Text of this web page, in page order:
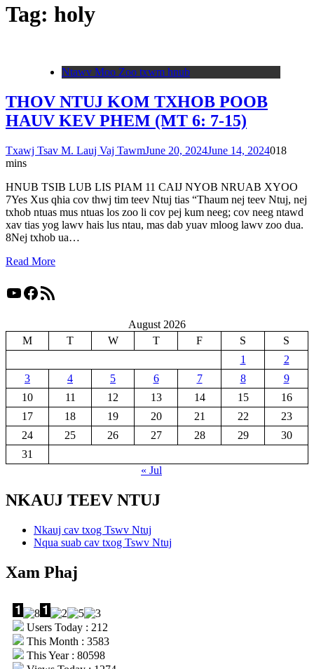
Tag: holy
Ntawv Moo Zoo txwm hnub
THOV NTUJ KOM TXHOB POOB
HAUV KEV PHEM (MT 6: 7-15)
Txawj Tsav M. Lauj Vaj TawmJune 20, 2024June 14, 2024018
mins
HNUB TSIB LUB LIS PIAM 11 CAIJ NYOB NRUAB XYOO
7Yes Xus qhia cov thwj tim teev Ntuj tias “Thaum nej teev Ntuj, nej
txhob ntuas mus ntuas los zoo li cov pej kum neeg; cov neeg ntawd
xav tias yog lawv hais lus ntau, mas dab yuav mloog lawv zoo dua.
8Nej txhob ua…
Read More
YouTube
Facebook
RSS Feed
August 2026
M
T W T F S
S
1
2
3
4 5 6 7 8
9
10
11 12 13 14 15
16
17
18 19 20 21 22
23
24
25 26 27 28 29
30
31
« Jul
NKAUJ TEEV NTUJ
Nkauj cav txog Tswv Ntuj
Nqua suab cav txog Tswv Ntuj
Xam Phaj
Users Today : 212
This Month : 3583
This Year : 80598